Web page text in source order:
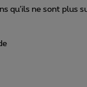
qu’ils ne sont plus